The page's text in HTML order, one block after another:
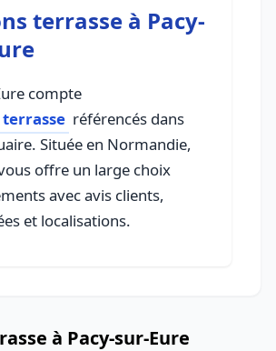
terrasse à Pacy-
compte
terrasse référencés dans
Située en Normandie,
offre un large choix
avec avis clients,
et localisations.
à Pacy-sur-Eure